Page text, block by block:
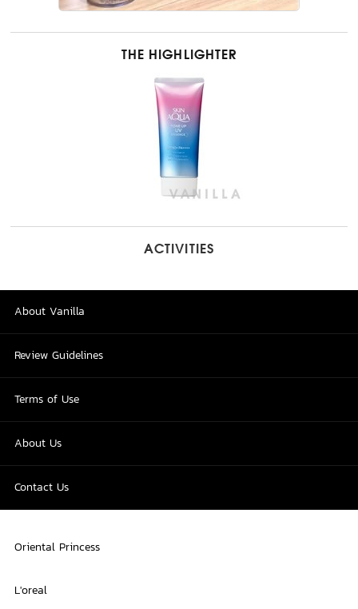
THE HIGHLIGHTER
ACTIVITIES
About Vanilla
Review Guidelines
Terms of Use
About Us
Contact Us
Oriental Princess
L'oreal